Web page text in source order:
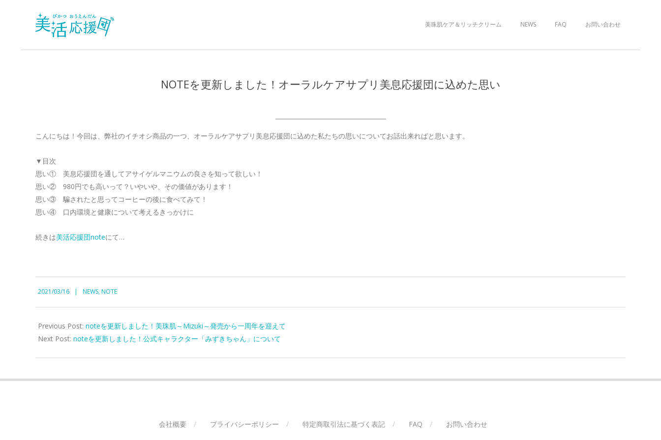
美
美珠肌ケア＆リッチクリーム NEWS FAQ お問い合わせ
NOTEを更新しました！オーラルケアサプリ美息応援団に込めた思い
こんにちは！今回は、弊社のイチオシ商品の一つ、オーラルケアサプリ美息応援団に込めた私たちの思いについてお話出来ればと思います。
▼目次
思い① 美息応援団を通してアサイゲルマニウムの良さを知って欲しい！
思い② 980円でも高いって？いやいや、その価値があります！
思い③ 騙されたと思ってコーヒーの後に食べてみて！
思い④ 口内環境と健康について考えるきっかけに
続きは美活応援団noteにて…
03-
16
2021/03/16 NEWS,NOTE
Previous Post: noteを更新しました！美珠肌～Mizuki～発売から一周年を迎えて
Next Post: noteを更新しました！公式キャラクター「みずきちゃん」について
会社概要 プライバシーポリシー 特定商取引法に基づく表記 FAQ お問い合わせ